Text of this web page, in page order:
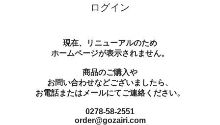
ログイン
現在、リニューアルのため
ホームページが表示されません。
商品のご購入や
お問い合わせなどございましたら、
お電話またはメールにてご連絡ください。
0278-58-2551
order@gozairi.com